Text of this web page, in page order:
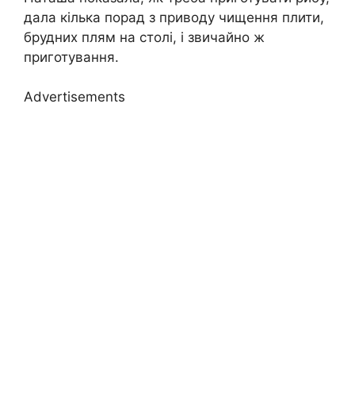
дала кілька порад з приводу чищення плити,
брудних плям на столі, і звичайно ж
приготування.
Advertisements